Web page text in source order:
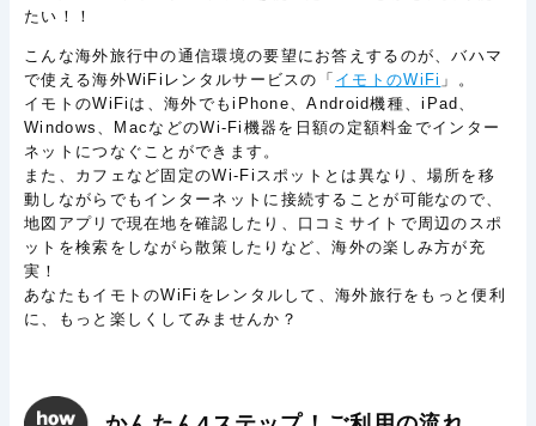
たい！！
こんな海外旅行中の通信環境の要望にお答えするのが、バハマ
で使える海外WiFiレンタルサービスの「 イモトのWiFi 」。
イモトのWiFiは、海外でもiPhone、Android機種、iPad、
Windows、MacなどのWi-Fi機器を日額の定額料金でインター
ネットにつなぐことができます。
また、カフェなど固定のWi-Fiスポットとは異なり、場所を移
動しながらでもインターネットに接続することが可能なので、
地図アプリで現在地を確認したり、口コミサイトで周辺のスポ
ットを検索をしながら散策したりなど、海外の楽しみ方が充
実！
あなたもイモトのWiFiをレンタルして、海外旅行をもっと便利
に、もっと楽しくしてみませんか？